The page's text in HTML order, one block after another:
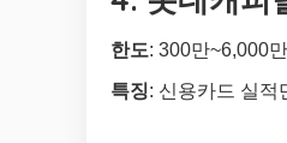
한도: 300만~6,000
특징: 신용카드 실적